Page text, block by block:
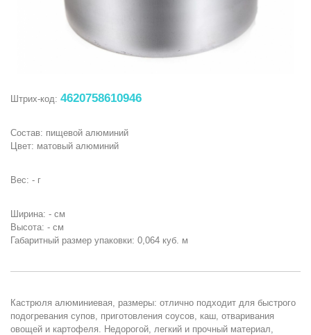
Штрих-код: 4620758610946
Состав: пищевой алюминий
Цвет: матовый алюминий
Вес: - г
Ширина: - см
Высота: - см
Габаритный размер упаковки: 0,064 куб. м
Кастрюля алюминиевая, размеры: отлично подходит для быстрого
подогревания супов, приготовления соусов, каш, отваривания
овощей и картофеля. Недорогой, легкий и прочный материал,